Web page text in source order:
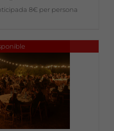
8€ per persona